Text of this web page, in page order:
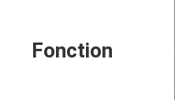
Fonction